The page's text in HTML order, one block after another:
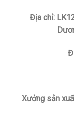
Địa chỉ:
Xưởng sản